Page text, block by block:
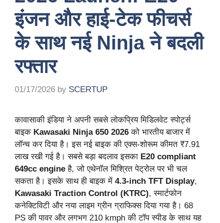
इंजन और हाई-टेक फीचर्स
के साथ नई Ninja ने बदली
रफ्तार
01/17/2026 by SCERTUP
कावासाकी इंडिया ने अपनी सबसे लोकप्रिय मिडिलवेट स्पोर्ट्स
बाइक Kawasaki Ninja 650 2026 को भारतीय बाजार में
लॉन्च कर दिया है। इस नई बाइक की एक्स-शोरूम कीमत ₹7.91
लाख रखी गई है। सबसे बड़ा बदलाव इसका E20 compliant
649cc engine है, जो एथेनॉल मिश्रित पेट्रोल पर भी चल
सकता है। इसके साथ ही बाइक में 4.3-inch TFT Display,
Kawasaki Traction Control (KTRC), स्मार्टफोन
कनेक्टिविटी और नया लाइम ग्रीन ग्राफिक्स दिया गया है। 68
PS की पावर और लगभग 210 kmph की टॉप स्पीड के साथ यह